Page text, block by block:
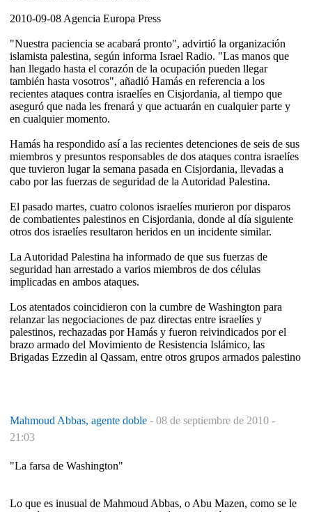
2010-09-08 Agencia Europa Press
"Nuestra paciencia se acabará pronto", advirtió la organización
islamista palestina, según informa Israel Radio. "Las manos que
han llegado hasta el corazón de la ocupación pueden llegar
también hasta vosotros", añadió Hamás en referencia a los
recientes ataques contra israelíes en Cisjordania, al tiempo que
aseguró que nada les frenará y que actuarán en cualquier parte y
en cualquier momento.
Hamás ha respondido así a las recientes detenciones de seis de sus
miembros y presuntos responsables de dos ataques contra israelíes
que tuvieron lugar la semana pasada en Cisjordania, llevadas a
cabo por las fuerzas de seguridad de la Autoridad Palestina.
El pasado martes, cuatro colonos israelíes murieron por disparos
de combatientes palestinos en Cisjordania, donde al día siguiente
otros dos israelíes resultaron heridos en un incidente similar.
La Autoridad Palestina ha informado de que sus fuerzas de
seguridad han arrestado a varios miembros de dos células
implicadas en ambos ataques.
Los atentados coincidieron con la cumbre de Washington para
relanzar las negociaciones de paz directas entre israelíes y
palestinos, rechazadas por Hamás y fueron reivindicados por el
brazo armado del Movimiento de Resistencia Islámico, las
Brigadas Ezzedin al Qassam, entre otros grupos armados palestino
Mahmoud Abbas, agente doble - 08 de septiembre de 2010 -
21:03
"La farsa de Washington"
Lo que es inusual de Mahmoud Abbas, o Abu Mazen, como se le